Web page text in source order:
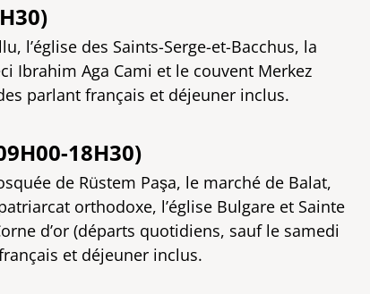
l’église des Saints-Serge-et-Bacchus, la
Ibrahim Aga Cami et le couvent Merkez
parlant français et déjeuner inclus.
18H30)
de Rüstem Paşa, le marché de Balat,
orthodoxe, l’église Bulgare et Sainte
d’or (départs quotidiens, sauf le samedi
et déjeuner inclus.